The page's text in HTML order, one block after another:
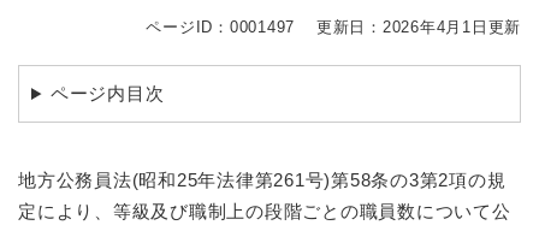
s
ページID：0001497 更新日：2026年4月1日更新
ページ内目次
地方公務員法(昭和25年法律第261号)第58条の3第2項の規
定により、等級及び職制上の段階ごとの職員数について公